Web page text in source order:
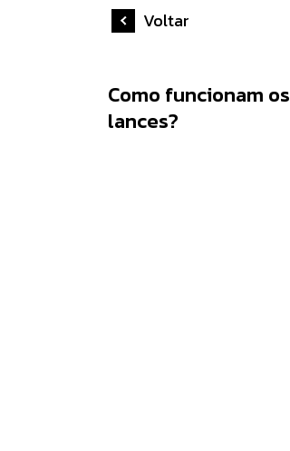
Voltar
Como funcionam os
lances?